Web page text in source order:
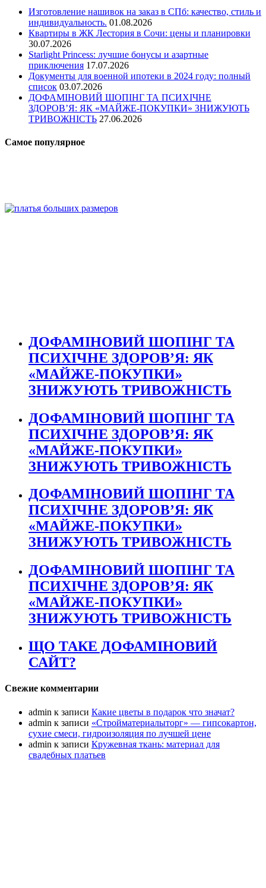
Изготовление нашивок на заказ в СПб: качество, стиль и
индивидуальность. 01.08.2026
Квартиры в ЖК Лестория в Сочи: цены и планировки
30.07.2026
Starlight Princess: лучшие бонусы и азартные
приключения 17.07.2026
Документы для военной ипотеки в 2024 году: полный
список 03.07.2026
ДОФАМІНОВИЙ ШОПІНГ ТА ПСИХІЧНЕ
ЗДОРОВ’Я: ЯК «МАЙЖЕ-ПОКУПКИ» ЗНИЖУЮТЬ
ТРИВОЖНІСТЬ 27.06.2026
Самое популярное
ДОФАМІНОВИЙ ШОПІНГ ТА
ПСИХІЧНЕ ЗДОРОВ’Я: ЯК
«МАЙЖЕ-ПОКУПКИ»
ЗНИЖУЮТЬ ТРИВОЖНІСТЬ
ДОФАМІНОВИЙ ШОПІНГ ТА
ПСИХІЧНЕ ЗДОРОВ’Я: ЯК
«МАЙЖЕ-ПОКУПКИ»
ЗНИЖУЮТЬ ТРИВОЖНІСТЬ
ДОФАМІНОВИЙ ШОПІНГ ТА
ПСИХІЧНЕ ЗДОРОВ’Я: ЯК
«МАЙЖЕ-ПОКУПКИ»
ЗНИЖУЮТЬ ТРИВОЖНІСТЬ
ДОФАМІНОВИЙ ШОПІНГ ТА
ПСИХІЧНЕ ЗДОРОВ’Я: ЯК
«МАЙЖЕ-ПОКУПКИ»
ЗНИЖУЮТЬ ТРИВОЖНІСТЬ
ЩО ТАКЕ ДОФАМІНОВИЙ
САЙТ?
Свежие комментарии
admin к записи Какие цветы в подарок что значат?
admin к записи «Стройматериалыторг» — гипсокартон,
сухие смеси, гидроизоляция по лучшей цене
admin к записи Кружевная ткань: материал для
свадебных платьев